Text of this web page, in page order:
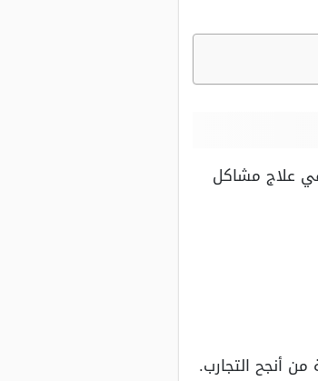
في علاج مشاكل
أنجح التجارب.